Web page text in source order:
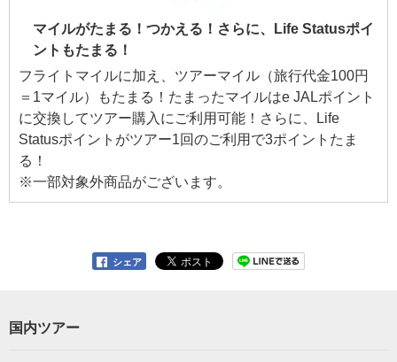
マイルがたまる！つかえる！さらに、Life Statusポイ
ントもたまる！
フライトマイルに加え、ツアーマイル（旅行代金100円
＝1マイル）もたまる！たまったマイルはe JALポイント
に交換してツアー購入にご利用可能！さらに、Life
Statusポイントがツアー1回のご利用で3ポイントたま
る！
※一部対象外商品がございます。
シェア
国内ツアー